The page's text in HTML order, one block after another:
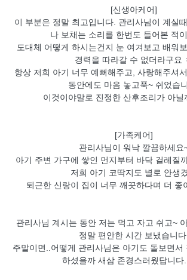
[신생아케어]
이 부분은 정말 최고입니다. 관리사님이 계실
나 보채는 소리를 한번도 들어본 적
도대체 어떻게 하시는건지 눈 여겨보고 배워
경력을 따라갈 수 없더라구요
항상 저희 아기 너무 예뻐해주고, 사랑해주셔
동안에도 마음 놓고푹~ 쉬었습
이것이야말로 진정한 산후조리가 아닐
[가족케어]
관리사님이 워낙 깔끔하세요
아기 주변 가구에 쌓인 먼지부터 바닥 걸레질
저희 아기 코딱지도 별로 안생
퇴근한 신랑이 집이 너무 깨끗하다며 더 좋
관리사님 계시는 동안 저는 먹고 자고 쉬고~
정말 편안한 시간 보냈습니
주말이면..어떻게 관리사님은 아기도 돌보면서
하셨을까 새삼 존경스러웠답니다